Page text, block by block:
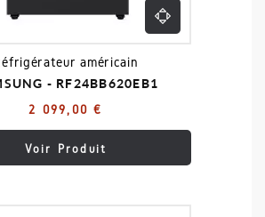
américain
- RF24BB620EB1
2 099,00 €
Voir Produit